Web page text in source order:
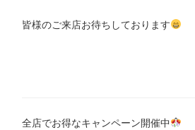
皆様のご来店お待ちしております
全店でお得なキャンペーン開催中